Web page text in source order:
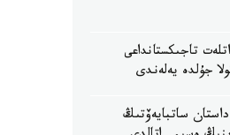
تاجىكستانداعى
جۇلدە يەلەندى
ساتبايەۆتىڭ